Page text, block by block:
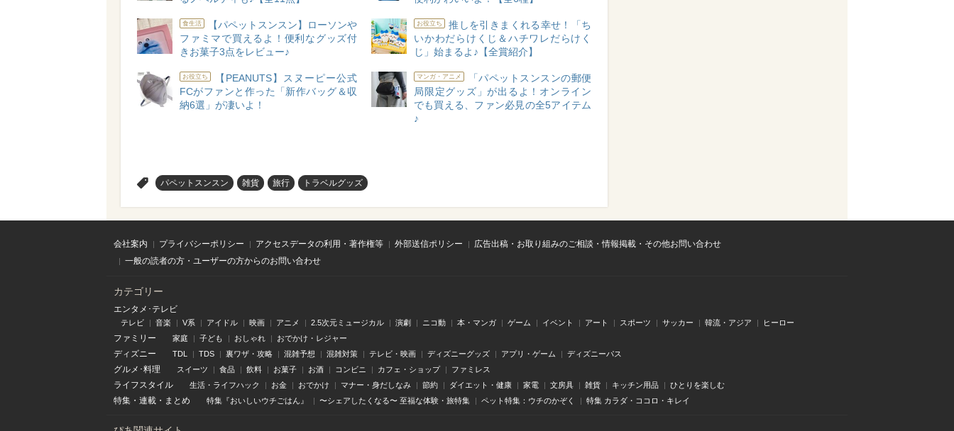
食生活
【パペットスンスン】ローソンや
ファミマで買えるよ！便利なグッズ付
きお菓子3点をレビュー♪
お役立ち
推しを引きまくれる幸せ！「ち
いかわだらけくじ＆ハチワレだらけく
じ」始まるよ♪【全賞紹介】
お役立ち
【PEANUTS】スヌーピー公式
FCがファンと作った「新作バッグ＆収
納6選」が凄いよ！
マンガ・アニメ
「パペットスンスンの郵便
局限定グッズ」が出るよ！オンライン
でも買える、ファン必見の全5アイテム
♪
パペットスンスン 雑貨 旅行 トラベルグッズ
会社案内 プライバシーポリシー アクセスデータの利用・著作権等 外部送信ポリシー
広告出稿・お取り組みのご相談・情報掲載・その他お問い合わせ
一般の読者の方・ユーザーの方からのお問い合わせ
カテゴリー
エンタメ･テレビ
テレビ 音楽 V系 アイドル 映画 アニメ 2.5次元ミュージカル 演劇 ニコ動 本・マンガ ゲーム イベント アート スポーツ サッカー 韓流・アジア ヒーロー
ファミリー 家庭 子ども おしゃれ おでかけ・レジャー
ディズニー TDL TDS 裏ワザ・攻略 混雑予想 混雑対策 テレビ・映画 ディズニーグッズ アプリ・ゲーム ディズニーパス
グルメ･料理 スイーツ 食品 飲料 お菓子 お酒 コンビニ カフェ・ショップ ファミレス
ライフスタイル 生活・ライフハック お金 おでかけ マナー・身だしなみ 節約 ダイエット・健康 家電 文房具 雑貨 キッチン用品 ひとりを楽しむ
特集 ・ 連載 ・ まとめ 特集『おいしいウチごはん』 〜シェアしたくなる〜 至福な体験・旅特集 ペット特集：ウチのかぞく 特集 カラダ・ココロ・キレイ